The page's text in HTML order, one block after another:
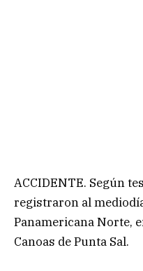
ACCIDENTE. Según
registraron al
Panamericana Norte,
Canoas de Punta Sal.